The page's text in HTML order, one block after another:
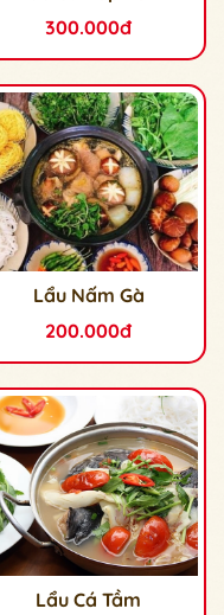
300.000đ
Lẩu Nấm Gà
200.000đ
Lẩu Cá Tầm